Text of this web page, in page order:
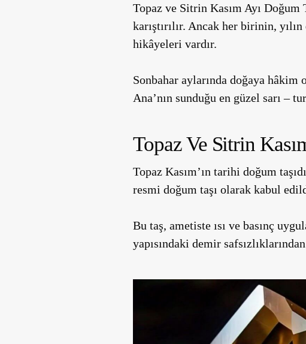
Topaz ve Sitrin Kasım Ayı
karıştırılır. Ancak her birinin,
hikâyeleri vardır.
Sonbahar aylarında doğaya hâkim
Ana’nın sunduğu en güzel sarı –
Topaz Ve Sitrin
Topaz Kasım’ın tarihi doğum
resmi doğum taşı olarak kabul
Bu taş, ametiste ısı ve basınç
yapısındaki demir